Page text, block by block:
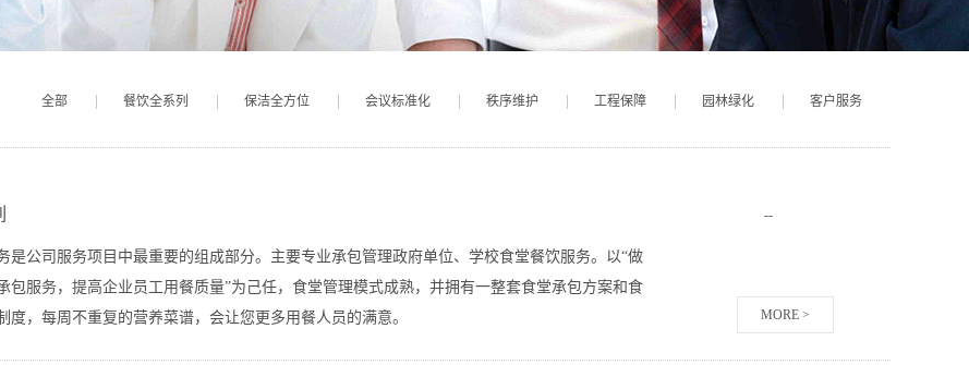
全部 餐饮全系列 保洁全方位 会议标准化 秩序维护 工程保障 园林绿化 客户服务
--
是公司服务项目中最重要的组成部分。主要专业承包管理政府单位、学校食堂餐饮服务。以“做
包服务，提高企业员工用餐质量”为己任，食堂管理模式成熟，并拥有一整套食堂承包方案和食
度，每周不重复的营养菜谱，会让您更多用餐人员的满意。
MORE >